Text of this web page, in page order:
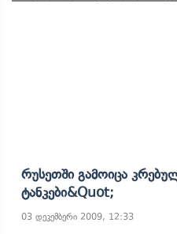
Რუსეთში Გამოიცა
Ტანკები&quot;
03 დეკემბერი 2009, 12:33